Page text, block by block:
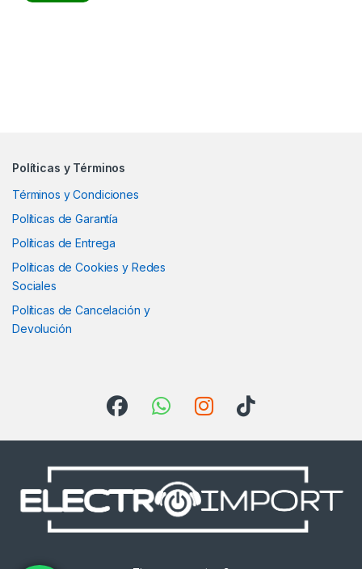
Políticas y Términos
Términos y Condiciones
Políticas de Garantía
Políticas de Entrega
Políticas de Cookies y Redes
Sociales
Políticas de Cancelación y
Devolución